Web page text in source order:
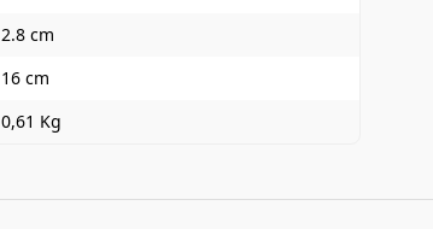
2.8 cm
16 cm
0,61 Kg